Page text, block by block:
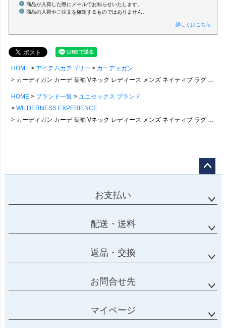
商品が入荷した際にメールでお知らせいたします。
商品の入荷やご注文を確定するものではありません。
詳しくはこちら
HOME アイテムカテゴリー
カーディガン
カーディガン カーデ 長袖 Vネック レディース メンズ ネイティブ ラグ ブラック ウール 暖かい リブ 異素材 ゆったり 大きいサイズ 体型カバー すっきり カジュアル アメカジ 秋 冬 パティ WILDERNESS EXPERIENCE ウィルダネスエクスペリエンス
HOME ブランド一覧
ユニセックス ブランド
WILDERNESS EXPERIENCE
カーディガン カーデ 長袖 Vネック レディース メンズ ネイティブ ラグ ブラック ウール 暖かい リブ 異素材 ゆったり 大きいサイズ 体型カバー すっきり カジュアル アメカジ 秋 冬 パティ WILDERNESS EXPERIENCE ウィルダネスエクスペリエンス
お支払い
配送・送料
返品・交換
お問合せ先
マイページ